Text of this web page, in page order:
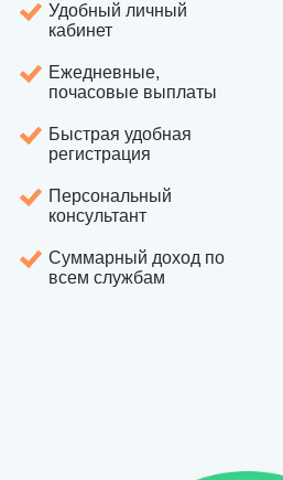
Удобный личный
кабинет
Ежедневные,
почасовые выплаты
Быстрая удобная
регистрация
Персональный
консультант
Суммарный доход по
всем службам